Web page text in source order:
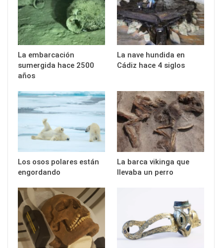
La embarcación
sumergida hace 2500
años
La nave hundida en
Cádiz hace 4 siglos
Los osos polares están
engordando
La barca vikinga que
llevaba un perro